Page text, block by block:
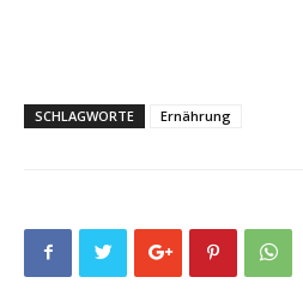
SCHLAGWORTE Ernährung